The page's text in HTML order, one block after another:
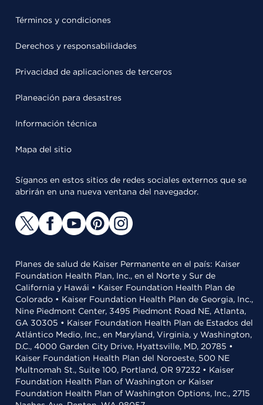
Términos y condiciones
Derechos y responsabilidades
Privacidad de aplicaciones de terceros
Planeación para desastres
Información técnica
Mapa del sitio
Síganos en estos sitios de redes sociales externos que se
abrirán en una nueva ventana del navegador.
Planes de salud de Kaiser Permanente en el país: Kaiser
Foundation Health Plan, Inc., en el Norte y Sur de
California y Hawái • Kaiser Foundation Health Plan de
Colorado • Kaiser Foundation Health Plan de Georgia, Inc.,
Nine Piedmont Center, 3495 Piedmont Road NE, Atlanta,
GA 30305 • Kaiser Foundation Health Plan de Estados del
Atlántico Medio, Inc., en Maryland, Virginia, y Washington,
D.C., 4000 Garden City Drive, Hyattsville, MD, 20785 •
Kaiser Foundation Health Plan del Noroeste, 500 NE
Multnomah St., Suite 100, Portland, OR 97232 • Kaiser
Foundation Health Plan of Washington or Kaiser
Foundation Health Plan of Washington Options, Inc., 2715